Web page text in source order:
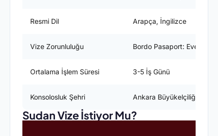
Resmi Dil Arapça, İngilizce
Vize Zorunluluğu Bordo Pasaport: Evet /
Ortalama İşlem Süresi 3-5 İş Günü
Konsolosluk Şehri Ankara Büyükelçiliği
Sudan Vize İstiyor Mu?